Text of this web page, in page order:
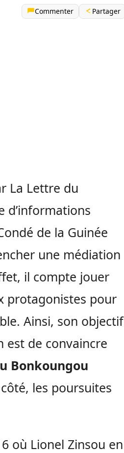
Commenter Partager
La Lettre du
d’informations
de la Guinée
une médiation
il compte jouer
protagonistes pour
Ainsi, son objectif
est de convaincre
Bonkoungou
les poursuites
où Lionel Zinsou en